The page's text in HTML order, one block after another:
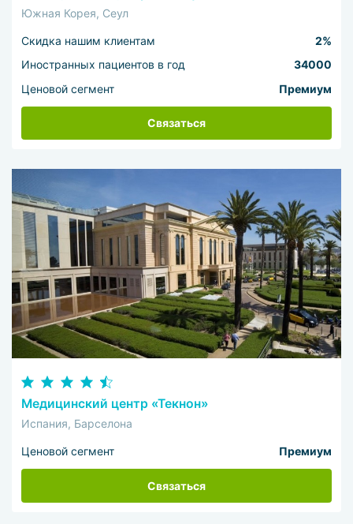
Южная Корея, Сеул
Скидка нашим клиентам
2%
Иностранных пациентов в год
34000
Ценовой сегмент
Премиум
Связаться
Медицинский центр «Текнон»
Испания, Барселона
Ценовой сегмент Премиум
Связаться